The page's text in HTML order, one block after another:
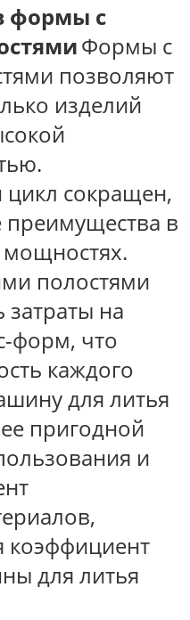
формы с
Формы с
позволяют
изделий
сокращен,
в
полостями
затраты на
форм, что
каждого
для литья
пригодной
и
коэффициент
для литья